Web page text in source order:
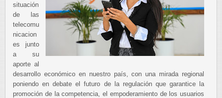
situación
de las
telecomu
nicacion
es junto
a su
aporte al
desarrollo económico en nuestro país, con una mirada regional
poniendo en debate el futuro de la regulación que garantice la
promoción de la competencia, el empoderamiento de los usuarios